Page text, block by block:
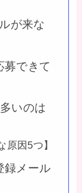
が来な
募できて
いのは
原因5つ】
録メール